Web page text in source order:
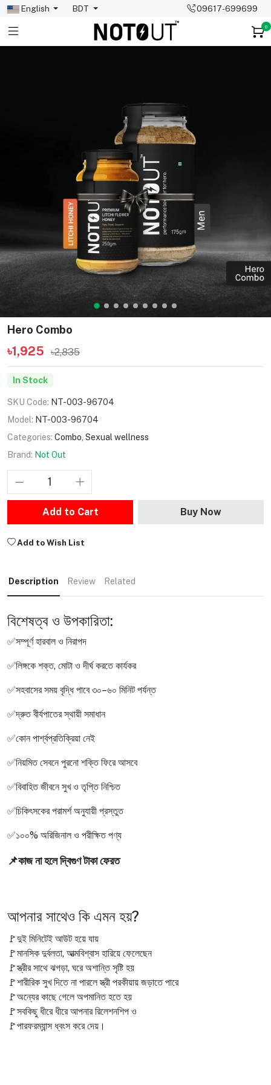
English BDT 09617-699699
0
Hero Combo
৳1,925 ৳2,835
In Stock
SKU Code: NT-003-96704
Model: NT-003-96704
Categories: Combo Sexual wellness
Brand: Not Out
Add to Cart Buy Now
Add to Wish List
Description Review Related
বিশেষত্ব ও উপকারিতা:
✅সম্পূর্ণ হারবাল ও নিরাপদ
✅লিঙ্গকে শক্ত, মোটা ও দীর্ঘ করতে কার্যকর
✅সহবাসের সময় বৃদ্ধি পাবে ৩০–৬০ মিনিট পর্যন্ত
✅দ্রুত বীর্যপাতের স্থায়ী সমাধান
✅কোন পার্শ্বপ্রতিক্রিয়া নেই
✅নিয়মিত সেবনে পুরনো শক্তি ফিরে আসবে
✅বিবাহিত জীবনে সুখ ও তৃপ্তি নিশ্চিত
✅চিকিৎসকের পরামর্শ অনুযায়ী প্রস্তুত
✅১০০% অরিজিনাল ও পরীক্ষিত পণ্য
📌কাজ না হলে দ্বিগুণ টাকা ফেরত
আপনার সাথেও কি এমন হয়?
🚩দুই মিনিটেই আউট হয়ে যায়
🚩মানসিক দুর্বলতা, আত্মবিশ্বাস হারিয়ে ফেলেছেন
🚩স্ত্রীর সাথে ঝগড়া, ঘরে অশান্তি সৃষ্টি হয়
🚩শারীরিক সুখ দিতে না পারলে স্ত্রী পরকীয়ায় জড়াতে পারে
🚩অন্যের কাছে গেলে অপমানিত হতে হয়
🚩সবকিছু ধীরে ধীরে আপনার রিলেশনশিপ ও
🚩পারফরম্যান্স ধ্বংস করে দেয়।